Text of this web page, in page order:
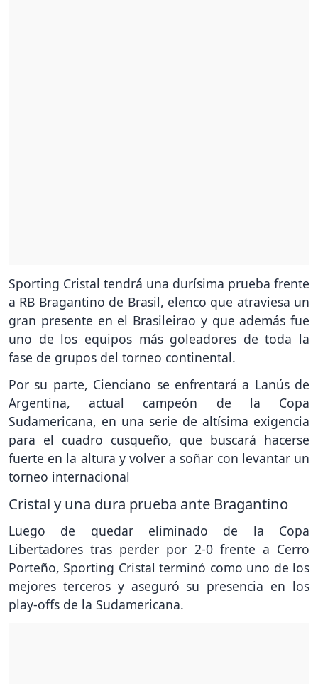
Sporting Cristal tendrá una durísima prueba frente
a RB Bragantino de Brasil, elenco que atraviesa un
gran presente en el Brasileirao y que además fue
uno de los equipos más goleadores de toda la
fase de grupos del torneo continental.
Por su parte, Cienciano se enfrentará a Lanús de
Argentina, actual campeón de la Copa
Sudamericana, en una serie de altísima exigencia
para el cuadro cusqueño, que buscará hacerse
fuerte en la altura y volver a soñar con levantar un
torneo internacional
Cristal y una dura prueba ante Bragantino
Luego de quedar eliminado de la Copa
Libertadores tras perder por 2-0 frente a Cerro
Porteño, Sporting Cristal terminó como uno de los
mejores terceros y aseguró su presencia en los
play-offs de la Sudamericana.